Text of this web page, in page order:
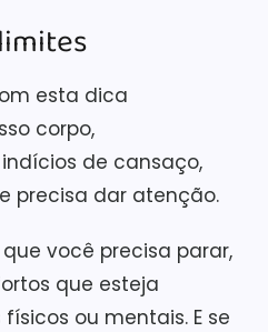
esta dica
corpo,
de cansaço,
precisa dar atenção.
você precisa parar,
que esteja
ou mentais. E se